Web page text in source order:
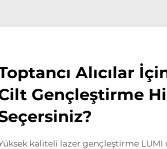
Alıcılar
Gençleştirme
kaliteli lazer gençleştirme